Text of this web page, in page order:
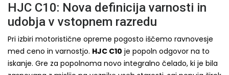
HJC C10: Nova definicija varnosti in
udobja v vstopnem razredu
Pri izbiri motoristične opreme pogosto iščemo ravnovesje
med ceno in varnostjo. HJC C10 je popoln odgovor na to
iskanje. Gre za popolnoma novo integralno čelado, ki je bila